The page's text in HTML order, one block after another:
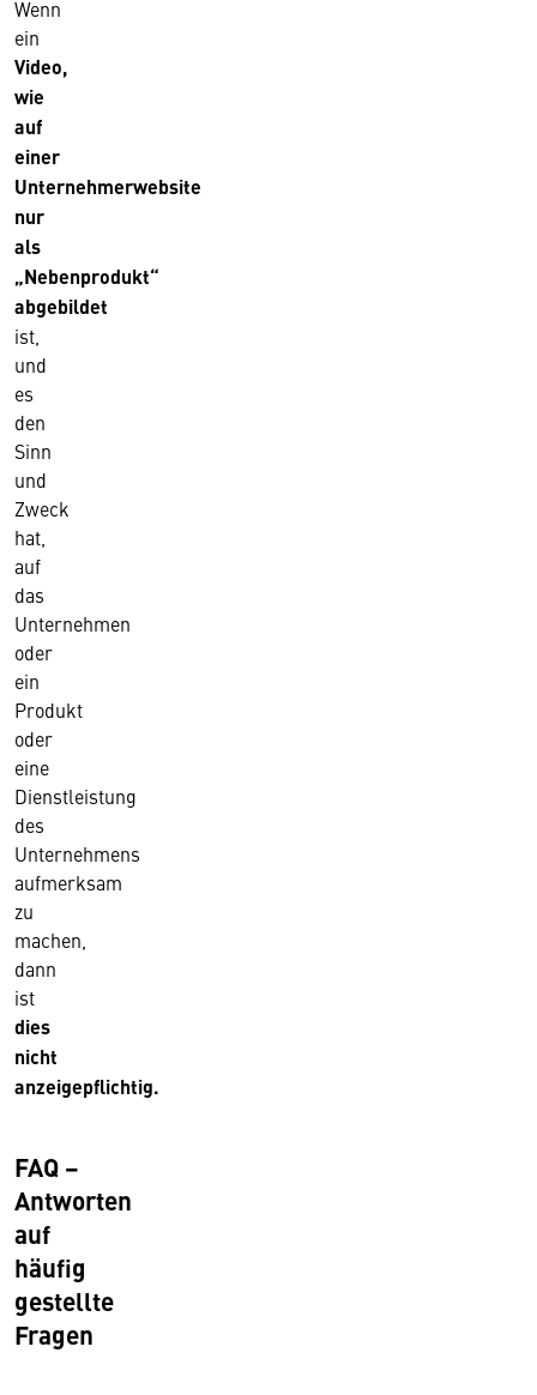
Wenn
ein
Video,
wie
auf
einer
Unternehmerwebsite
nur
als
„Nebenprodukt“
abgebildet
ist,
und
es
den
Sinn
und
Zweck
hat,
auf
das
Unternehmen
oder
ein
Produkt
oder
eine
Dienstleistung
des
Unternehmens
aufmerksam
zu
machen,
dann
ist
dies
nicht
anzeigepflichtig.
FAQ –
Antworten
auf
häufig
gestellte
Fragen